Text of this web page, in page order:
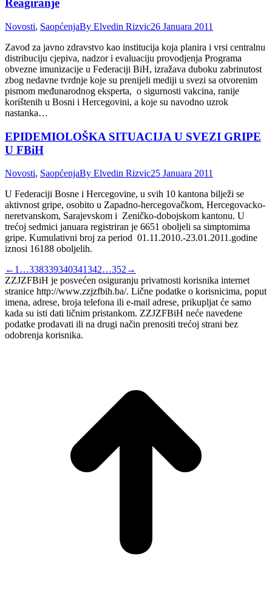
Reagiranje
Novosti, SaopćenjaBy Elvedin Rizvic26 Januara 2011
Zavod za javno zdravstvo kao institucija koja planira i vrsi centralnu
distribuciju cjepiva, nadzor i evaluaciju provodjenja Programa
obvezne imunizacije u Federaciji BiH, izražava duboku zabrinutost
zbog nedavne tvrdnje koje su prenijeli mediji u svezi sa otvorenim
pismom međunarodnog eksperta, o sigurnosti vakcina, ranije
korištenih u Bosni i Hercegovini, a koje su navodno uzrok
nastanka…
EPIDEMIOLOŠKA SITUACIJA U SVEZI GRIPE
U FBiH
Novosti, SaopćenjaBy Elvedin Rizvic25 Januara 2011
U Federaciji Bosne i Hercegovine, u svih 10 kantona bilježi se
aktivnost gripe, osobito u Zapadno-hercegovačkom, Hercegovacko-
neretvanskom, Sarajevskom i Zeničko-dobojskom kantonu. U
trećoj sedmici januara registriran je 6651 oboljeli sa simptomima
gripe. Kumulativni broj za period 01.11.2010.-23.01.2011.godine
iznosi 16188 oboljelih.
← 1 …338339340341342…352 →
ZZJZFBiH je posvećen osiguranju privatnosti korisnika internet
stranice http://www.zzjzfbih.ba/. Lične podatke o korisnicima, poput
imena, adrese, broja telefona ili e-mail adrese, prikupljat će samo
kada su isti dati ličnim pristankom. ZZJZFBiH neće navedene
podatke prodavati ili na drugi način prenositi trećoj strani bez
odobrenja korisnika.